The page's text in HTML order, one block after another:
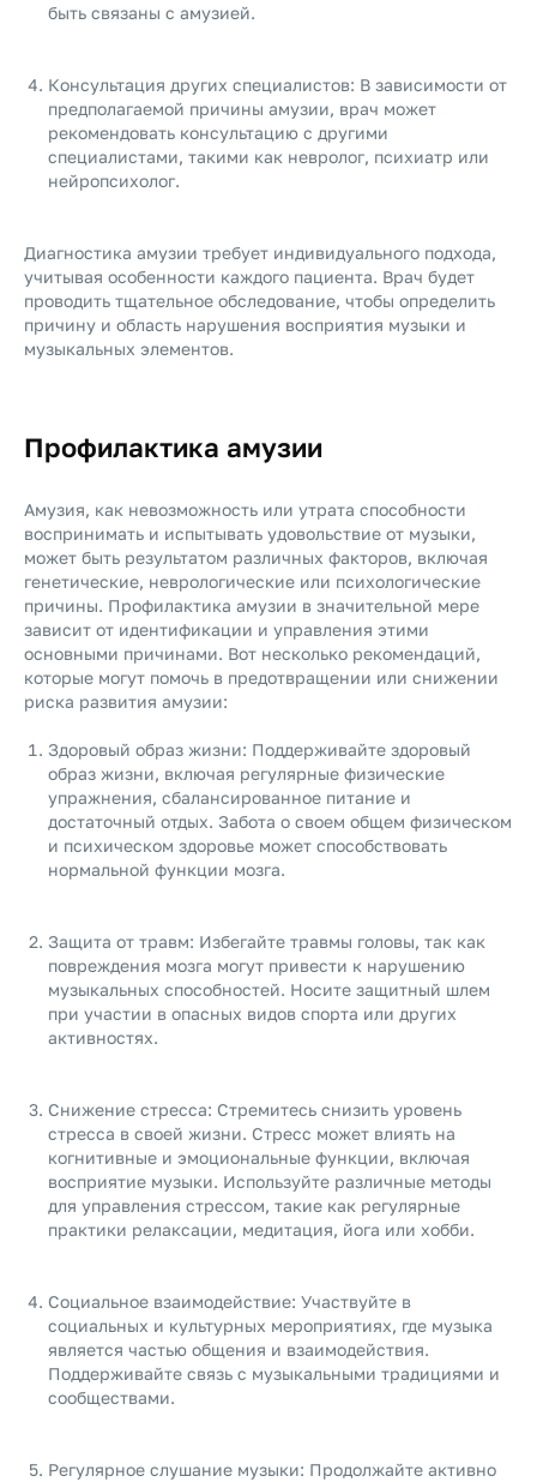
быть связаны с амузией.
Консультация других специалистов: В зависимости от
предполагаемой причины амузии, врач может
рекомендовать консультацию с другими
специалистами, такими как невролог, психиатр или
нейропсихолог.
Диагностика амузии требует индивидуального подхода,
учитывая особенности каждого пациента. Врач будет
проводить тщательное обследование, чтобы определить
причину и область нарушения восприятия музыки и
музыкальных элементов.
Профилактика амузии
Амузия, как невозможность или утрата способности
воспринимать и испытывать удовольствие от музыки,
может быть результатом различных факторов, включая
генетические, неврологические или психологические
причины. Профилактика амузии в значительной мере
зависит от идентификации и управления этими
основными причинами. Вот несколько рекомендаций,
которые могут помочь в предотвращении или снижении
риска развития амузии:
Здоровый образ жизни: Поддерживайте здоровый
образ жизни, включая регулярные физические
упражнения, сбалансированное питание и
достаточный отдых. Забота о своем общем физическом
и психическом здоровье может способствовать
нормальной функции мозга.
Защита от травм: Избегайте травмы головы, так как
повреждения мозга могут привести к нарушению
музыкальных способностей. Носите защитный шлем
при участии в опасных видов спорта или других
активностях.
Снижение стресса: Стремитесь снизить уровень
стресса в своей жизни. Стресс может влиять на
когнитивные и эмоциональные функции, включая
восприятие музыки. Используйте различные методы
для управления стрессом, такие как регулярные
практики релаксации, медитация, йога или хобби.
Социальное взаимодействие: Участвуйте в
социальных и культурных мероприятиях, где музыка
является частью общения и взаимодействия.
Поддерживайте связь с музыкальными традициями и
сообществами.
Регулярное слушание музыки: Продолжайте активно